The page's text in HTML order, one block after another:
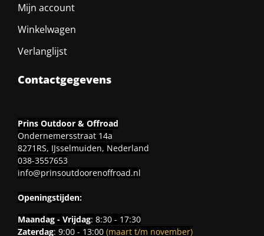
Mijn account
Winkelwagen
Verlanglijst
Contactgegevens
Prins Outdoor & Offroad
Ondernemersstraat 14a
8271RS, IJsselmuiden, Nederland
038-3557653
info@prinsoutdoorenoffroad.nl
Openingstijden:
Maandag - Vrijdag: 8:30 - 17:30
Zaterdag: 9:00 - 13:00 (maart t/m november)